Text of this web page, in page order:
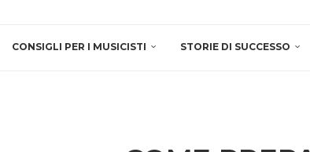
CONSIGLI PER I MUSICISTI STORIE DI SUCCESSO